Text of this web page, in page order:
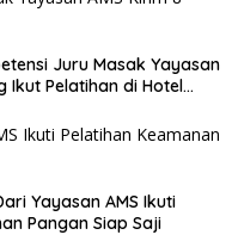
Juru Masak Yayasan
Yayasan AMS Ikuti
Pangan Siap Saji